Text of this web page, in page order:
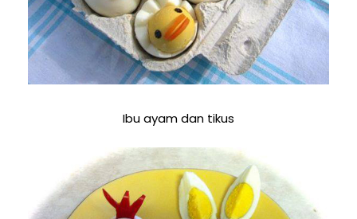
Ibu ayam dan tikus